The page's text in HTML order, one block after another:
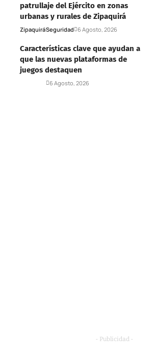
patrullaje del Ejército en zonas
urbanas y rurales de Zipaquirá
ZipaquiráSeguridad 6 Agosto, 2026
Características clave que ayudan a
que las nuevas plataformas de
juegos destaquen
6 Agosto, 2026
- Publicidad -